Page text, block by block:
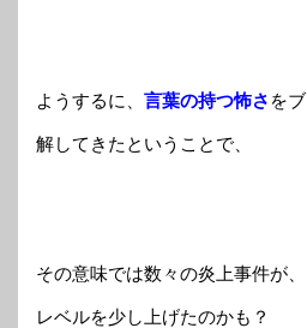
ようするに、 言葉の持つ怖さ を
解してきたということで、
その意味では数々の炎上事件が
レベルを少し上げたのかも？